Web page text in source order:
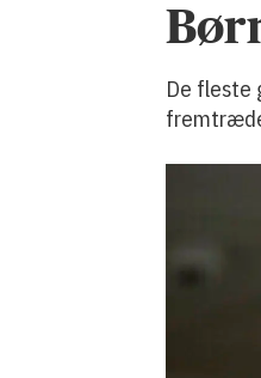
De fleste